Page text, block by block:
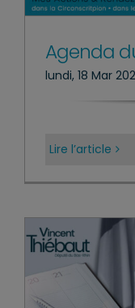
Agenda
lundi, 18 Mar
Lire l’article